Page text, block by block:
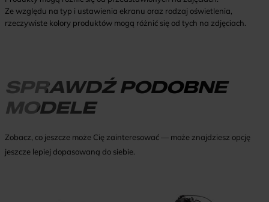
Ze względu na typ i ustawienia ekranu oraz rodzaj oświetlenia,
rzeczywiste kolory produktów mogą różnić się od tych na zdjęciach.
SPRAWDŹ PODOBNE
MODELE
Zobacz, co jeszcze może Cię zainteresować — może znajdziesz opcję
jeszcze lepiej dopasowaną do siebie.